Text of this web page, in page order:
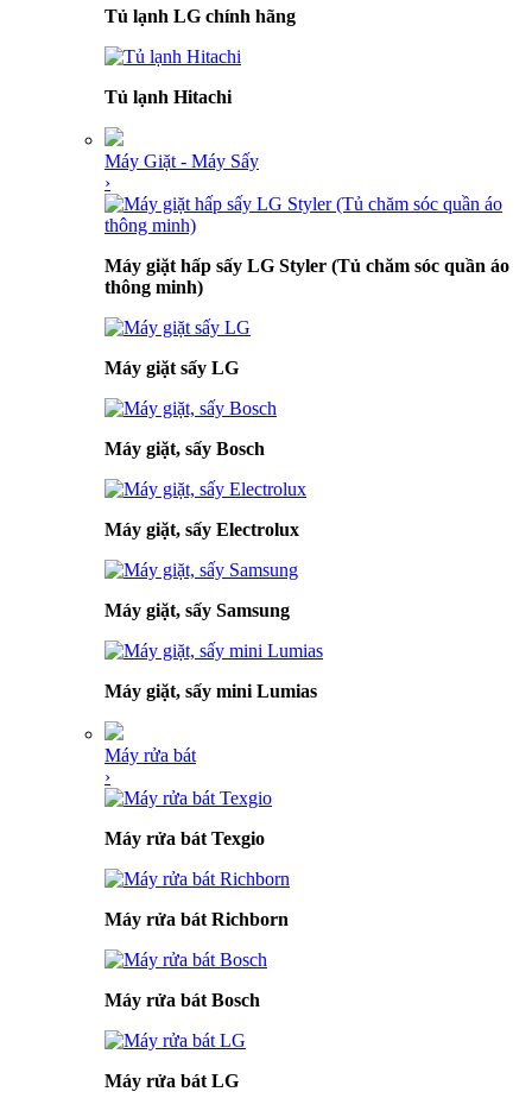
Tủ lạnh LG chính hãng
Tủ lạnh Hitachi
Máy Giặt - Máy Sấy
›
Máy giặt hấp sấy LG Styler (Tủ chăm sóc quần áo
thông minh)
Máy giặt sấy LG
Máy giặt, sấy Bosch
Máy giặt, sấy Electrolux
Máy giặt, sấy Samsung
Máy giặt, sấy mini Lumias
Máy rửa bát
›
Máy rửa bát Texgio
Máy rửa bát Richborn
Máy rửa bát Bosch
Máy rửa bát LG